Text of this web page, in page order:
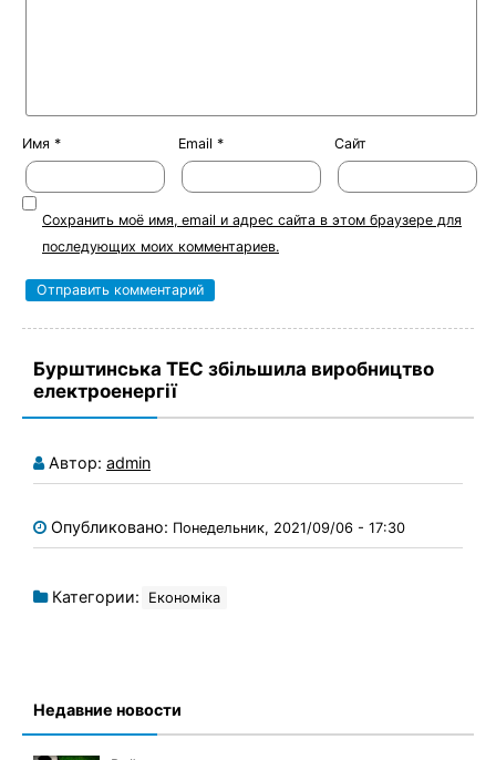
Имя * Email * Сайт
Сохранить моё имя, email и адрес сайта в этом браузере для
последующих моих комментариев.
Бурштинська ТЕС збільшила виробництво
електроенергії
Автор: admin
Опубликовано: Понедельник, 2021/09/06 - 17:30
Категории: Економіка
Недавние новости